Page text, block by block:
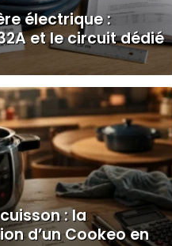
électrique :
et le circuit dédié
: la
d’un Cookeo en